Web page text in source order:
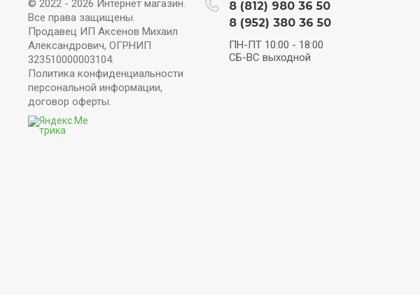
© 2022 - 2026 Интернет магазин.
Все права защищены.
Продавец ИП Аксенов Михаил
Александрович, ОГРНИП
323510000003104.
Политика конфиденциальности
персональной информации,
договор оферты.
8 (812) 980 36 50
8 (952) 380 36 50
ПН-ПТ 10:00 - 18:00
СБ-ВС выходной